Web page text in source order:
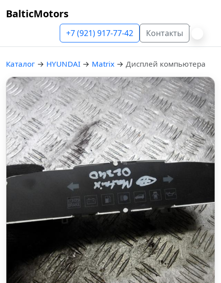
BalticMotors
+7 (921) 917-77-42 Контакты
Каталог → HYUNDAI → Matrix → Дисплей компьютера